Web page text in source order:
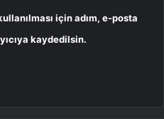
için adım, e-posta
kaydedilsin.